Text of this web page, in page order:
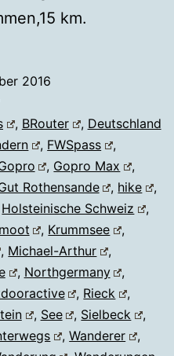
km.
2016
, BRouter , Deutschland
, FWSpass
,
, Gopro Max
,
Rothensande , hike
,
Holsteinische Schweiz
,
, Krummsee
,
, Michael-Arthur
,
, Northgermany
,
, Rieck
,
, See , Sielbeck
,
,Wanderer
,